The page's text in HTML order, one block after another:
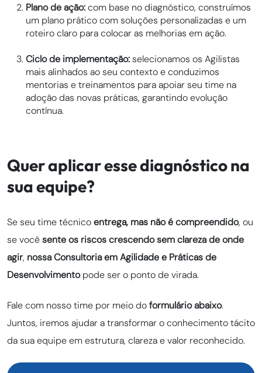
Plano de ação:com base no diagnóstico, construímos
um plano prático com soluções personalizadas e um
roteiro claro para colocar as melhorias em ação.
Ciclo de implementação:selecionamos os Agilistas
mais alinhados ao seu contexto e conduzimos
mentorias e treinamentos para apoiar seu time na
adoção das novas práticas, garantindo evolução
contínua.
Quer aplicar esse diagnóstico na
sua equipe?
Se seu time técnicoentrega, mas não é compreendido, ou
se vocêsente os riscos crescendo sem clareza de onde
agir, nossa Consultoria em Agilidade e Práticas de
Desenvolvimentopode ser o ponto de virada.
Fale com nosso time por meio doformulário abaixo.
Juntos, iremos ajudar a transformar o conhecimento tácito
da sua equipe em estrutura, clareza e valor reconhecido.